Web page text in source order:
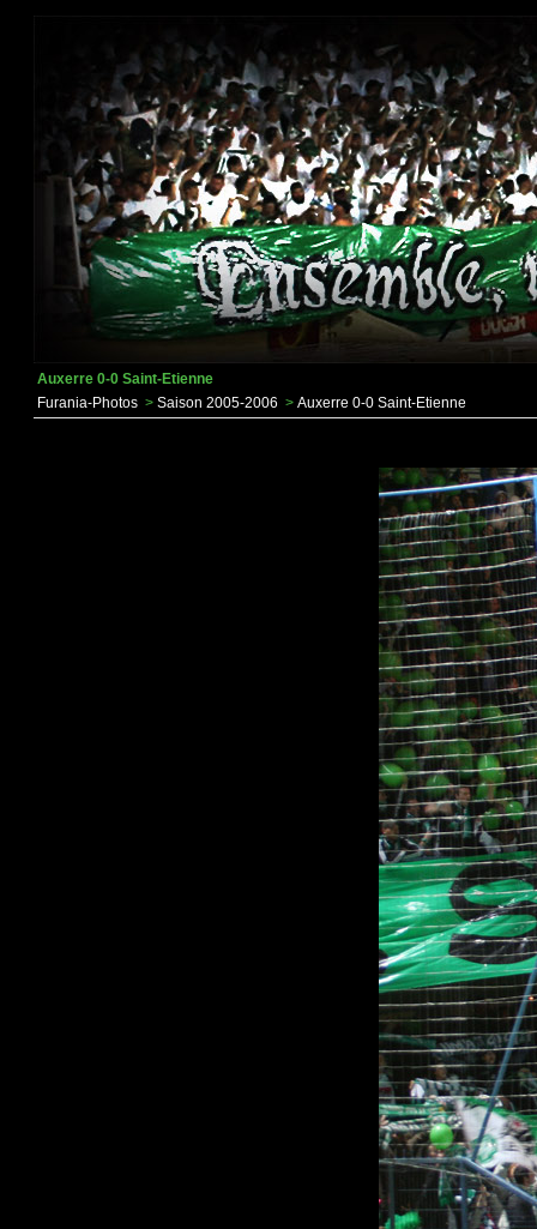
Auxerre 0-0 Saint-Etienne
Furania-Photos > Saison 2005-2006 > Auxerre 0-0 Saint-Etienne